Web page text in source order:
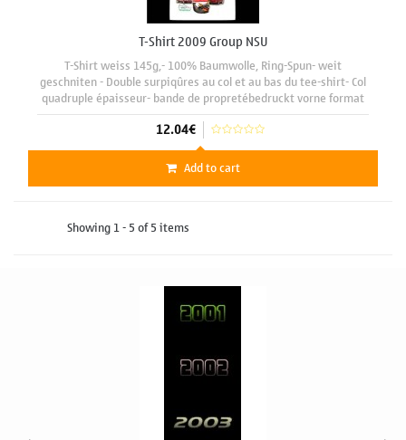
T-Shirt 2009 Group NSU
T-Shirt weiss 145g,- 100% Baumwolle, Ring-Spun- weit
geschniten - Double surpiqûres au col et au bas du tee-shirt- Col
quadruple épaisseur- bande de propretébedruckt vorne format
A3 29 x 42 cm mit motiv "Gr. NSU 2009"
12.04€
Add to cart
Showing 1 - 5 of 5 items